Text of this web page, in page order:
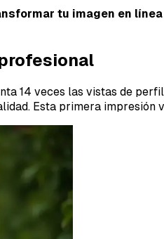
tu imagen en
14 veces las vistas de
Esta primera impresión